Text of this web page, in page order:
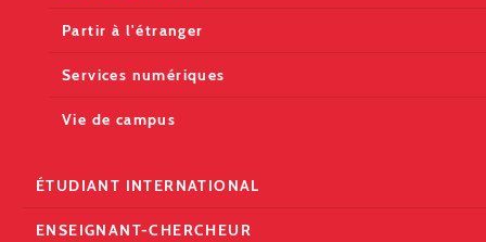
Partir à l'étranger
Services numériques
Vie de campus
ÉTUDIANT INTERNATIONAL
ENSEIGNANT-CHERCHEUR